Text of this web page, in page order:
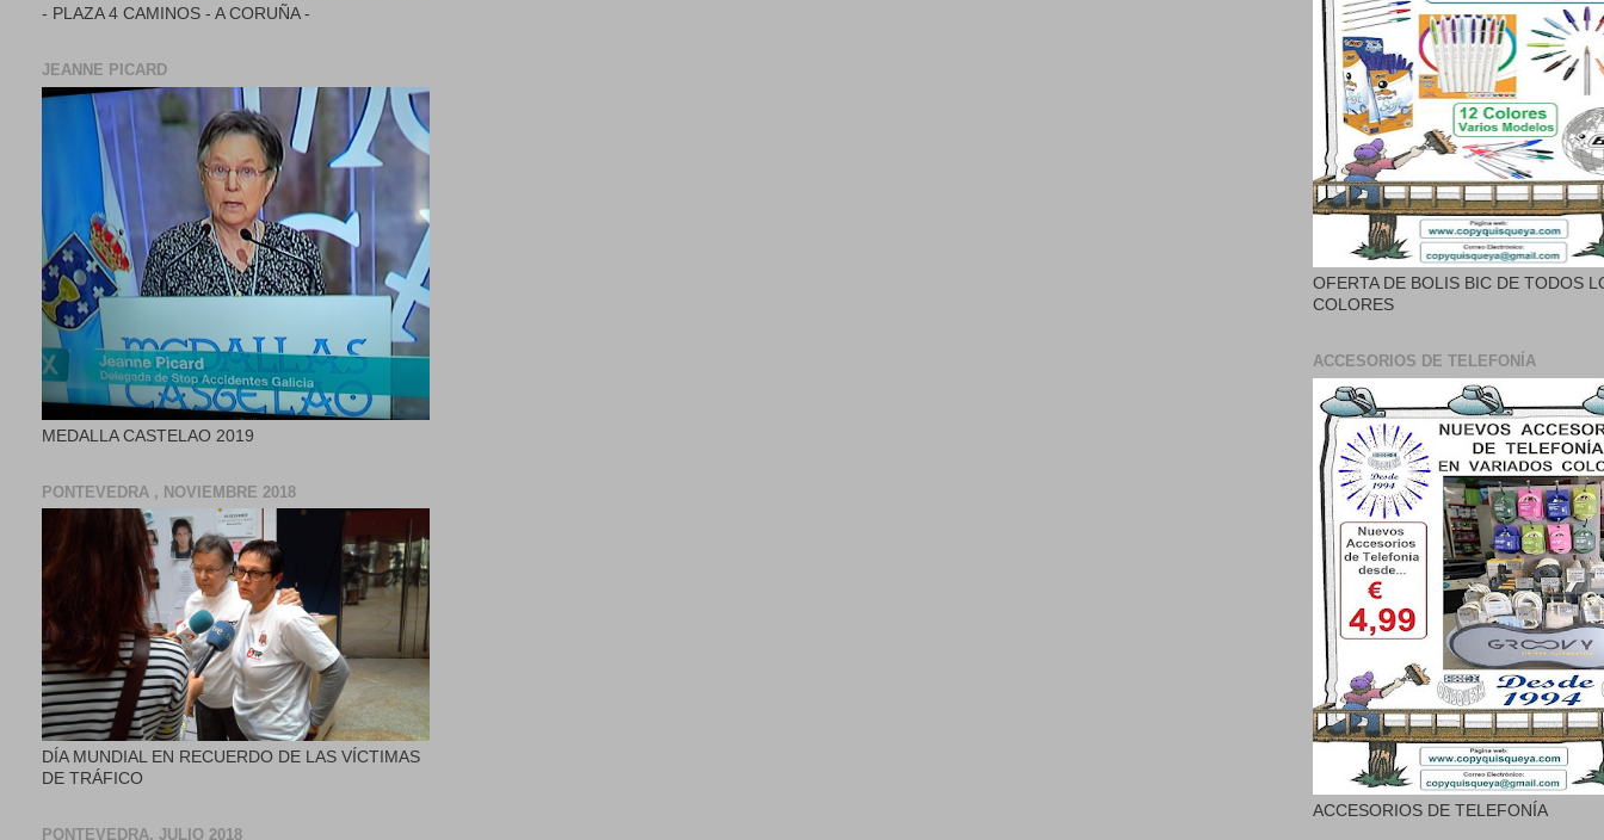
- PLAZA 4 CAMINOS - A CORUÑA -
JEANNE PICARD
MEDALLA CASTELAO 2019
PONTEVEDRA , NOVIEMBRE 2018
DÍA MUNDIAL EN RECUERDO DE LAS VÍCTIMAS
DE TRÁFICO
PONTEVEDRA, JULIO 2018
OFERTA DE BOLIS BIC DE TODOS
COLORES
ACCESORIOS DE TELEFONÍA
ACCESORIOS DE TELEFONÍA